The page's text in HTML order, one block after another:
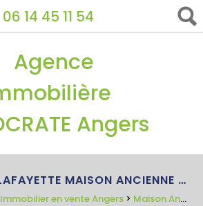
06 14 45 11 54
ANGERS/GARE LAFAYETTE MAISON ANCIENNE AVEC PORCHE ET JARDIN
Immobilier en vente Angers > Maison Ancienne en vente Angers